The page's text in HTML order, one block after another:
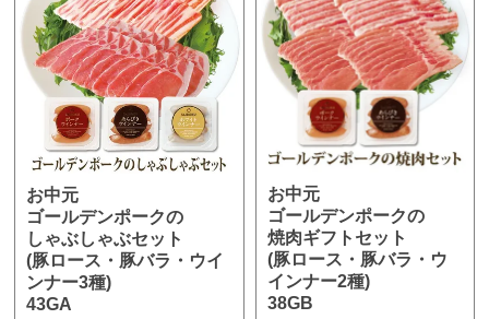
お中元
ゴールデンポークの
しゃぶしゃぶセット
(豚ロース・豚バラ・ウイ
ンナー3種)
43GA
お中元
ゴールデンポークの
焼肉ギフトセット
(豚ロース・豚バラ・ウ
インナー2種)
38GB